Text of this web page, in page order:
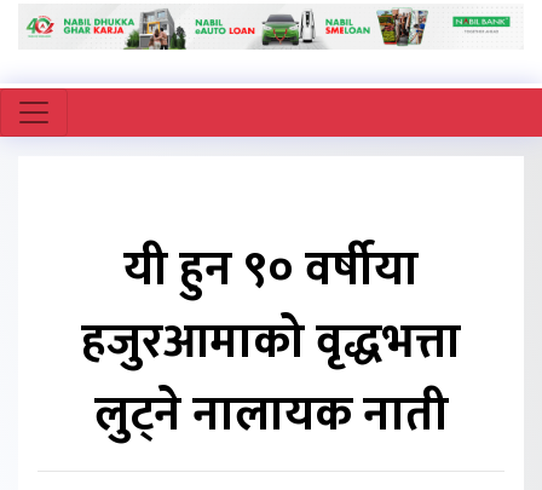
यी हुन ९० वर्षीया
हजुरआमाको वृद्धभत्ता
लुट्ने नालायक नाती